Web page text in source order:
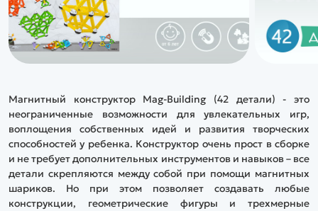
Магнитный конструктор Mag-Building (42 детали) - это
неограниченные возможности для увлекательных игр,
воплощения собственных идей и развития творческих
способностей у ребенка. Конструктор очень прост в сборке
и не требует дополнительных инструментов и навыков – все
детали скрепляются между собой при помощи магнитных
шариков. Но при этом позволяет создавать любые
конструкции, геометрические фигуры и трехмерные